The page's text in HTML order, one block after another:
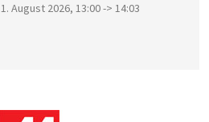
1. August 2026, 13:00 -> 14:03